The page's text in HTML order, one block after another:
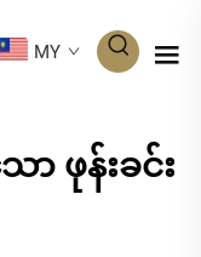
MY
ဖုန်းခင်း